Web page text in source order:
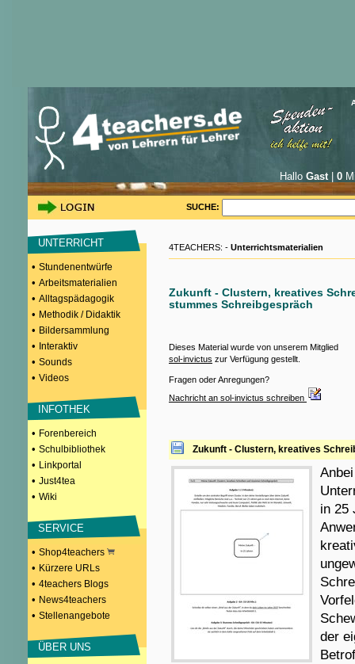
Hallo Gast| 0
SUCHE:
UNTERRICHT
• Stundenentwürfe
• Arbeitsmaterialien
• Alltagspädagogik
• Methodik / Didaktik
• Bildersammlung
• Interaktiv
• Sounds
• Videos
INFOTHEK
• Forenbereich
• Schulbibliothek
• Linkportal
• Just4tea
• Wiki
SERVICE
• Shop4teachers
• Kürzere URLs
• 4teachers Blogs
• News4teachers
• Stellenangebote
ÜBER UNS
4TEACHERS: - Unterrichtsmaterialien
Zukunft - Clustern, kreatives
stummes Schreibgespräch
Dieses Material wurde von unserem Mitglied
sol-invictus zur Verfügung gestellt.
Fragen oder Anregungen?
Nachricht an sol-invictus schreiben
Zukunft - Clustern, kreatives
in 25
der